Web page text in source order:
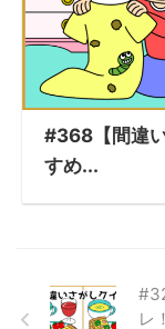
#368【間違
すめ...
レ